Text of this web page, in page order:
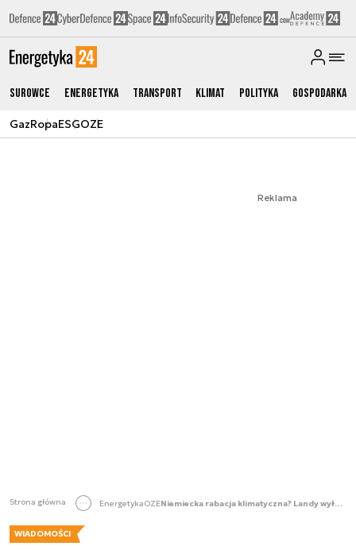
Surowce Energetyka Transport Klimat Polityka Gospodarka
GazRopaESGOZE
Reklama
Strona główna EnergetykaOZE Niemiecka rabacja klimatyczna? Landy wyłamują się z Energiewende
WIADOMOŚCI